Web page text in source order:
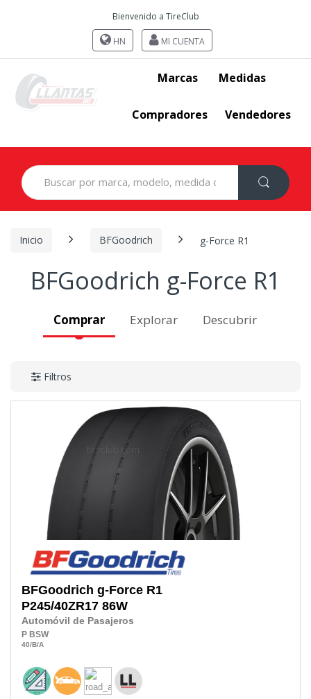
Bienvenido a TireClub
HN MI CUENTA
Marcas Medidas
Compradores Vendedores
Search
for:
Inicio BFGoodrich g-Force R1
BFGoodrich g-Force R1
Comprar Explorar Descubrir
Filtros
BFGoodrich g-Force R1
P245/40ZR17 86W
Automóvil de Pasajeros
P BSW
40/B/A